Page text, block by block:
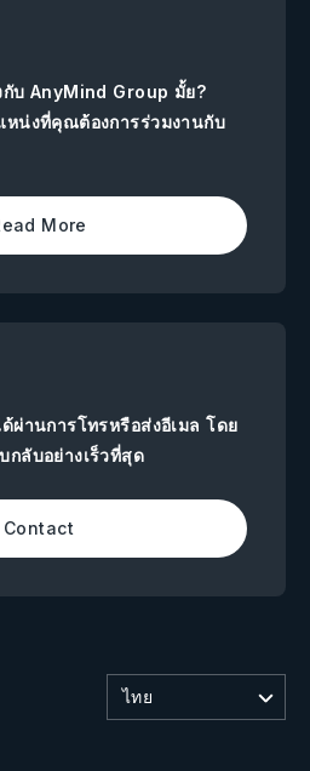
บ AnyMind Group มั้ย?
หน่งที่คุณต้องการร่วมงานกับ
More
ผ่านการโทรหรือส่งอีเมล โดย
กลับอย่างเร็วที่สุด
Contact
ไทย